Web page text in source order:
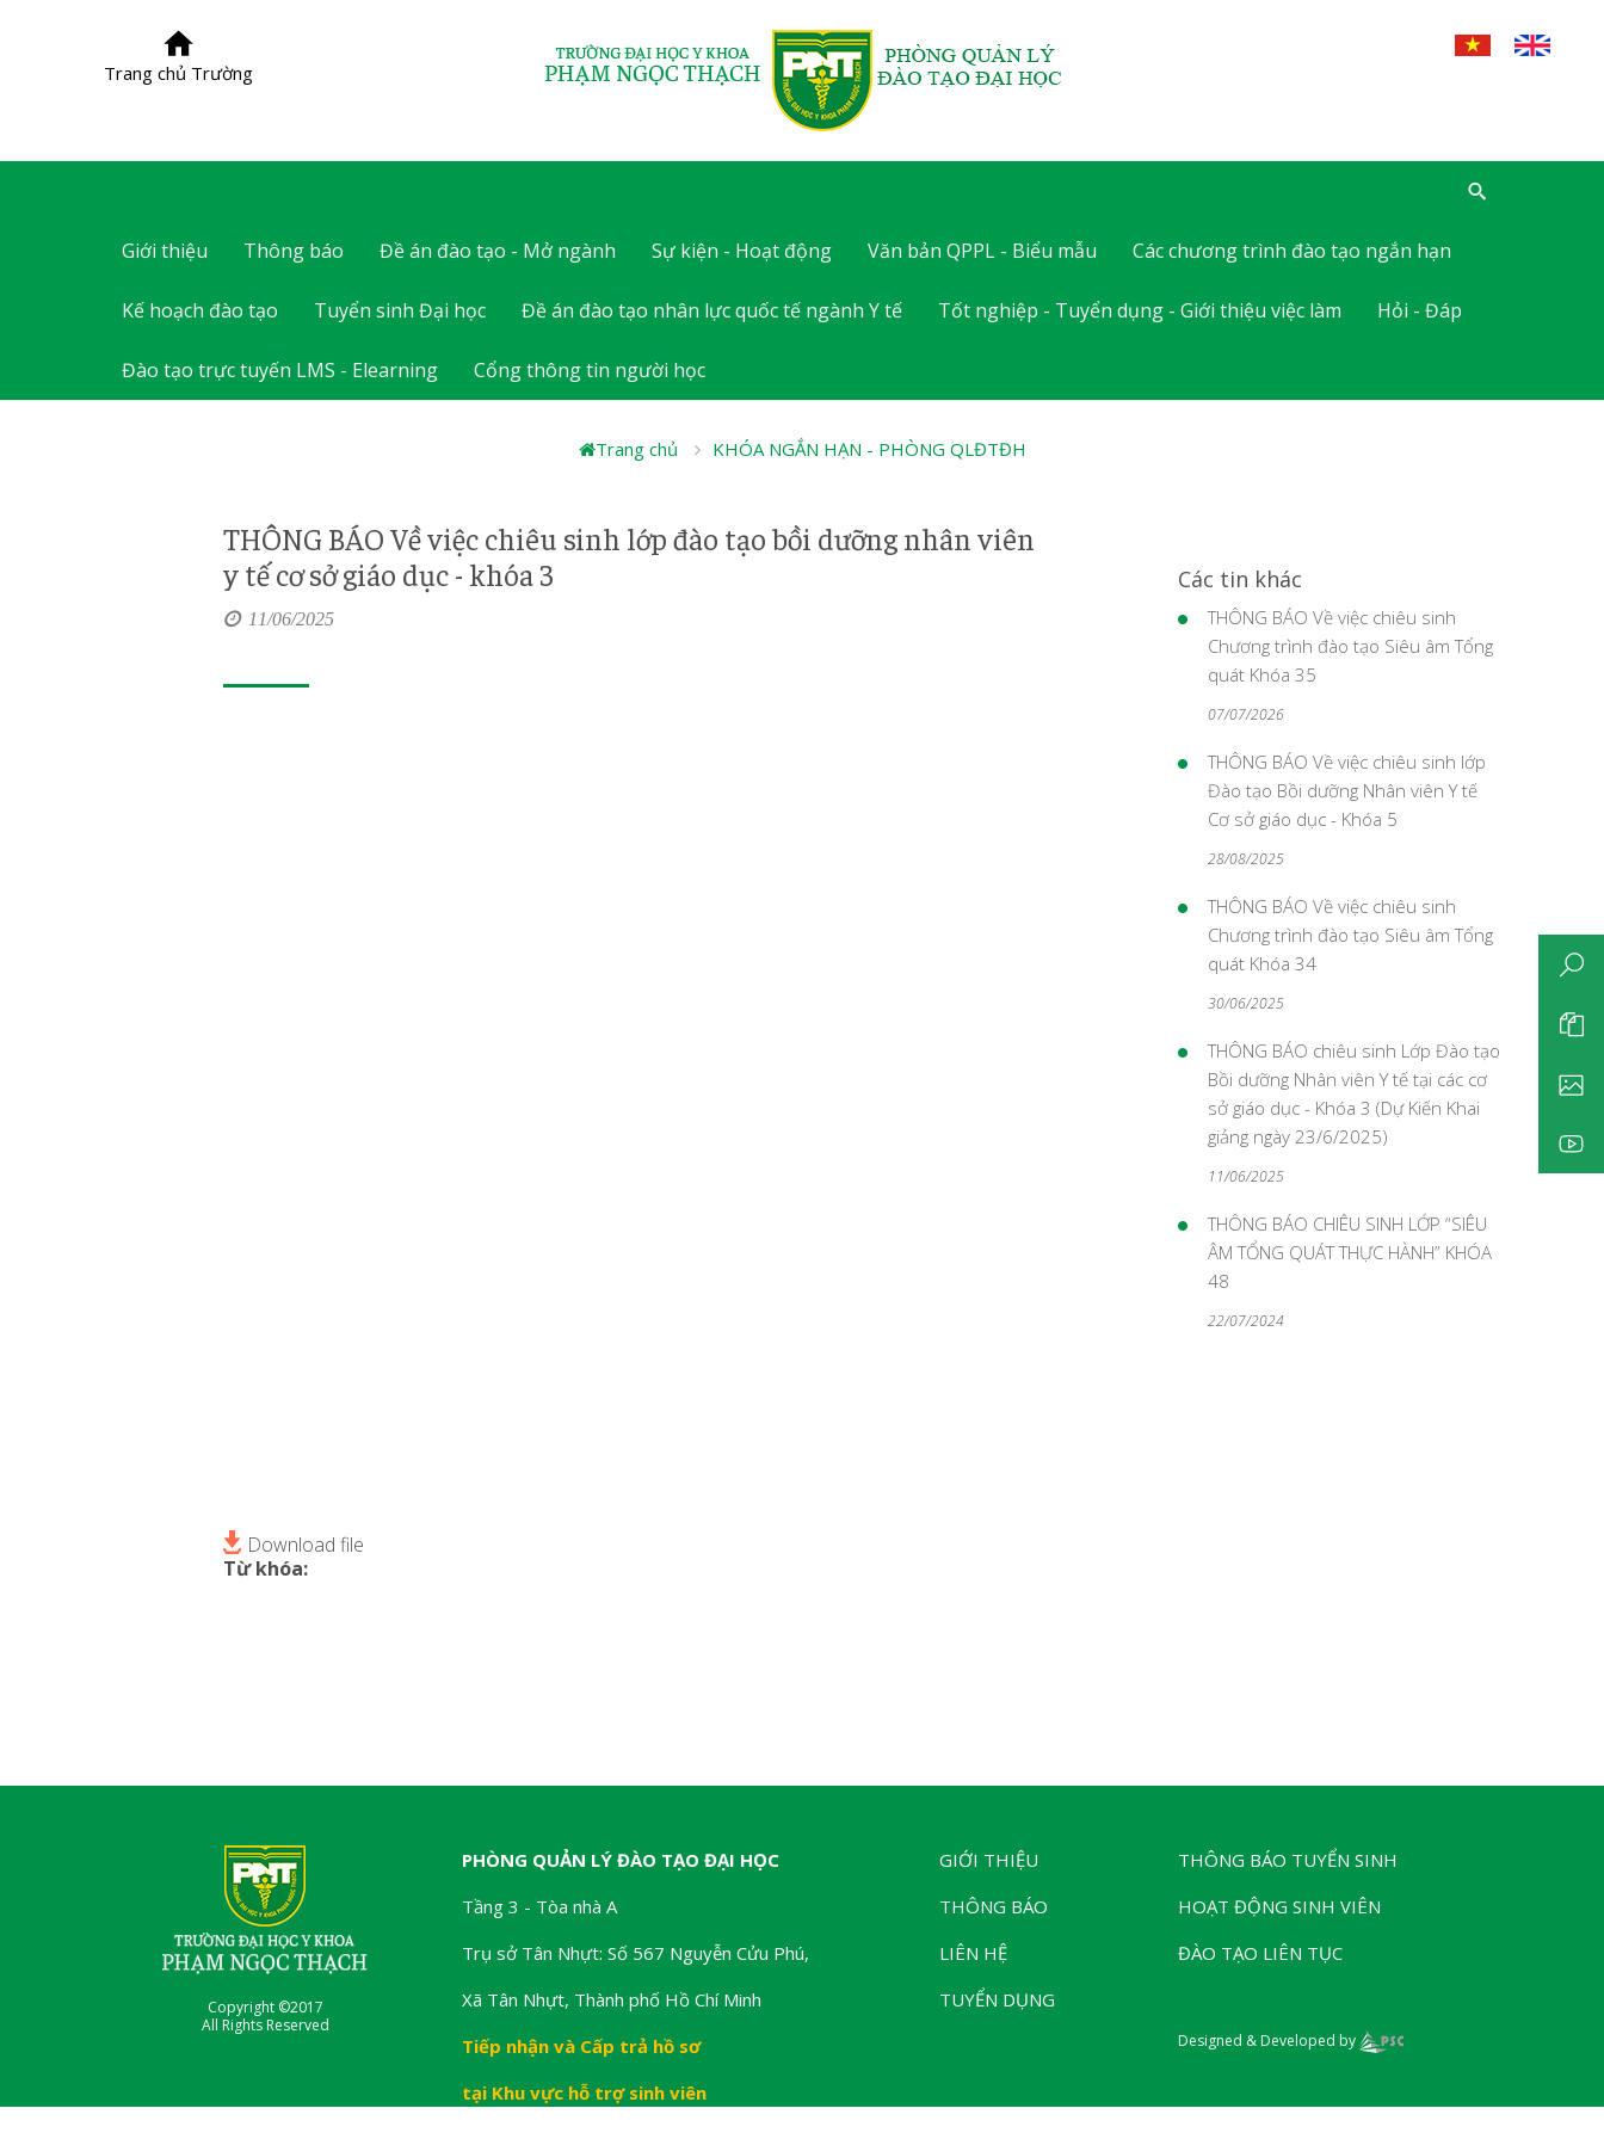
Trang chủ Trường
Giới thiệu Thông báo Đề án đào tạo - Mở ngành Sự kiện - Hoạt động Văn bản QPPL - Biểu mẫu Các chương trình đào tạo ngắn hạn
Kế hoạch đào tạo Tuyển sinh Đại học Đề án đào tạo nhân lực quốc tế ngành Y tế Tốt nghiệp - Tuyển dụng - Giới thiệu việc làm Hỏi - Đáp
Đào tạo trực tuyến LMS - Elearning Cổng thông tin người học
Trang chủ KHÓA NGẮN HẠN - PHÒNG QLĐTĐH
THÔNG BÁO Về việc chiêu sinh lớp đào tạo bồi dưỡng nhân viên
y tế cơ sở giáo dục - khóa 3
11/06/2025
Download file
Từ khóa:
Các tin khác
THÔNG BÁO Về việc chiêu sinh
Chương trình đào tạo Siêu âm Tổng
quát Khóa 35
07/07/2026
THÔNG BÁO Về việc chiêu sinh lớp
Đào tạo Bồi dưỡng Nhân viên Y tế
Cơ sở giáo dục - Khóa 5
28/08/2025
THÔNG BÁO Về việc chiêu sinh
Chương trình đào tạo Siêu âm Tổng
quát Khóa 34
30/06/2025
THÔNG BÁO chiêu sinh Lớp Đào tạo
Bồi dưỡng Nhân viên Y tế tại các cơ
sở giáo dục - Khóa 3 (Dự Kiến Khai
giảng ngày 23/6/2025)
11/06/2025
THÔNG BÁO CHIÊU SINH LỚP “SIÊU
ÂM TỔNG QUÁT THỰC HÀNH” KHÓA
48
22/07/2024
Copyright ©2017
All Rights Reserved
PHÒNG QUẢN LÝ ĐÀO TẠO ĐẠI HỌC
Tầng 3 - Tòa nhà A
Trụ sở Tân Nhựt: Số 567 Nguyễn Cửu Phú,
Xã Tân Nhựt, Thành phố Hồ Chí Minh
Tiếp nhận và Cấp trả hồ sơ
tại Khu vực hỗ trợ sinh viên
GIỚI THIỆU
THÔNG BÁO
LIÊN HỆ
TUYỂN DỤNG
THÔNG BÁO TUYỂN SINH
HOẠT ĐỘNG SINH VIÊN
ĐÀO TẠO LIÊN TỤC
Designed & Developed by